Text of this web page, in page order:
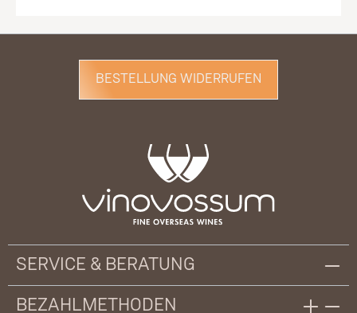
BESTELLUNG WIDERRUFEN
SERVICE & BERATUNG
BEZAHLMETHODEN